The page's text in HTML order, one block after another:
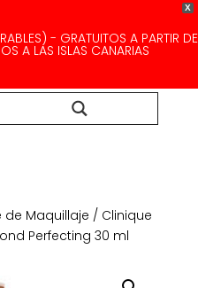
X
- GRATUITOS A PARTIR DE
A LAS ISLAS CANARIAS
de Maquillaje / Clinique
Perfecting 30 ml